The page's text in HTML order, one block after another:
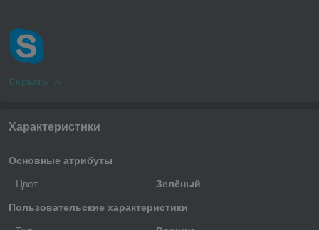
Скрыть
Характеристики
Основные атрибуты
Цвет Зелёный
Пользовательские характеристики